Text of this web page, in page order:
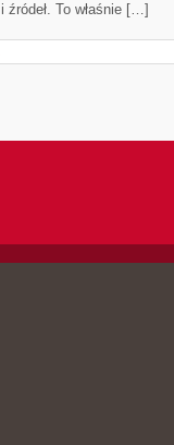
To właśnie […]